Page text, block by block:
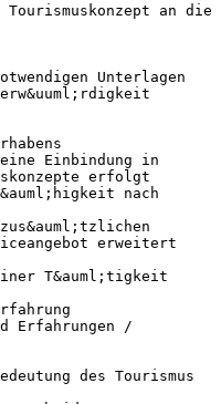
an die
Unterlagen
Einbindung in
erfolgt
nach
erweitert
T&auml;tigkeit
Erfahrungen /
des Tourismus